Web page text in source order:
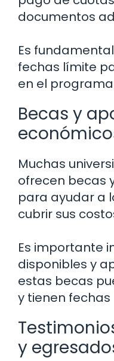
documentos
Es
fechas límite
en el
Becas y
Muchas
ofrecen becas
para ayudar a
cubrir sus
Es importante
disponibles y
estas becas
y tienen
y